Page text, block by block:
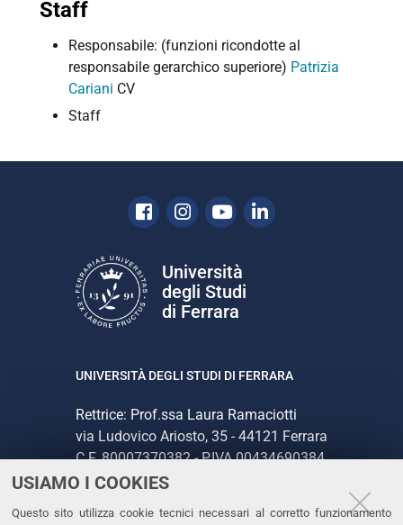
USIAMO I COOKIES
Questo sito utilizza cookie tecnici necessari al corretto funzionamento
Staff
Responsabile: (funzioni ricondotte al
responsabile gerarchico superiore) Patrizia
Cariani CV
Staff
Facebook
Instagram
YoutubeLinkedin
Università
degli Studi
di Ferrara
UNIVERSITÀ DEGLI STUDI DI FERRARA
Rettrice: Prof.ssa Laura Ramaciotti
via Ludovico Ariosto, 35 - 44121 Ferrara
C.F. 80007370382 - P.IVA 00434690384
CONTATTI